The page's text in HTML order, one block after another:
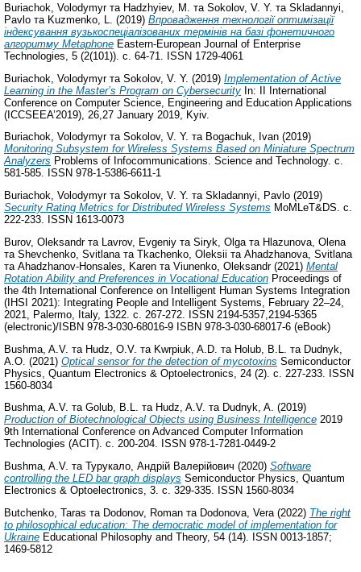
Buriachok, Volodymyrта Hadzhyiev, M. та Sokolov, V. Y. та Skladannyi,
Pavlo та Kuzmenko, L. (2019) Впровадження технології оптимізації
індексування вузькоспеціалізованих термінів на базі фонетичного
алгоритму Metaphone Eastern-European Journal of Enterprise
Technologies, 5 (2(101)). с. 64-71. ISSN 1729-4061
Buriachok, Volodymyrта Sokolov, V. Y. (2019) Implementation of Active
Learning in the Master’s Program on Cybersecurity In: II International
Conference on Computer Science, Engineering and Education Applications
(ICCSEEA’2019), 26,27 January 2019, Kyiv.
Buriachok, Volodymyrта Sokolov, V. Y. та Bogachuk, Ivan (2019)
Monitoring Subsystem for Wireless Systems Based on Miniature Spectrum
Analyzers Problems of Infocommunications. Science and Technology. с.
581-585. ISSN 978-1-5386-6611-1
Buriachok, Volodymyrта Sokolov, V. Y. та Skladannyi, Pavlo (2019)
Security Rating Metrics for Distributed Wireless Systems MoMLeT&DS. с.
222-233. ISSN 1613-0073
Burov, Oleksandrта Lavrov, Evgeniy та Siryk, Olga та Hlazunova, Olena
та Shevchenko, Svitlana та Tkachenko, Oleksii та Ahadzhanova, Svitlana
та Ahadzhanov-Honsales, Karen та Viunenko, Oleksandr(2021) Mental
Rotation Ability and Preferences in Vocational Education Proceedings of
the 4th International Conference on Intelligent Human Systems Integration
(IHSI 2021): Integrating People and Intelligent Systems, February 22–24,
2021, Palermo, Italy, 1322. с. 267-272. ISSN 2194-5357,2194-5365
(electronic)/ISBN 978-3-030-68016-9 ISBN 978-3-030-68017-6 (eBook)
Bushma, A.V. та Hudz, O.V. та Kwrpiuk, A.D. та Holub, B.L. та Dudnyk,
A.O. (2021) Optical sensor for the detection of mycotoxins Semiconductor
Physics, Quantum Electronics & Optoelectronics, 24 (2). с. 227-233. ISSN
1560-8034
Bushma, A.V. та Golub, B.L. та Hudz, A.V. та Dudnyk, A. (2019)
Production of Biotechnological Objects using Business Intelligence 2019
9th International Conference on Advanced Computer Information
Technologies (ACIT). с. 200-204. ISSN 978-1-7281-0449-2
Bushma, A.V. та Турукало, Андрій Валерійович (2020) Software
controlling the LED bar graph displays Semiconductor Physics, Quantum
Electronics & Optoelectronics, 3. с. 329-335. ISSN 1560-8034
Butchenko, Taras та Dodonov, Roman та Dodonova, Vera(2022) The right
to philosophical education: The democratic model of implementation for
Ukraine Educational Philosophy and Theory, 54 (14). ISSN 0013-1857;
1469-5812